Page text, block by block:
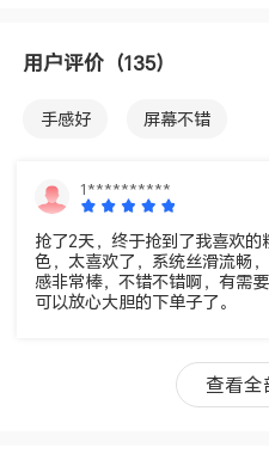
用户评价 （135）
手感好 屏幕不错
1**********
抢了2天，终于抢到了我喜欢的
色，太喜欢了，系统丝滑流畅
感非常棒，不错不错啊，有需
可以放心大胆的下单子了。
查看全